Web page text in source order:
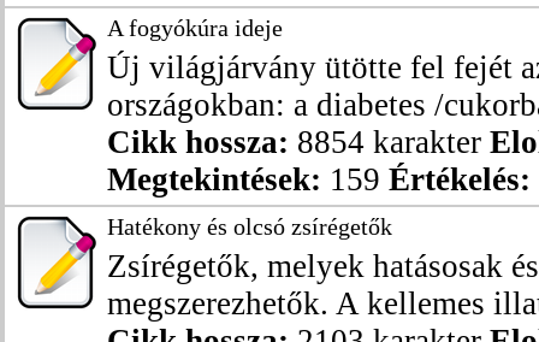
A fogyókúra ideje
Új világjárvány ütötte fel fejét
országokban: a diabetes /
Cikk hossza: 8854 karakter
Megtekintések: 159 Értékelés:
Hatékony és olcsó zsírégetők
Zsírégetők, melyek hatásosak
megszerezhetők. A kellemes